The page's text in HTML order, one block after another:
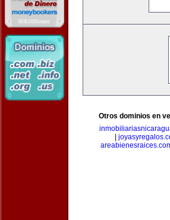
Otros dominios en